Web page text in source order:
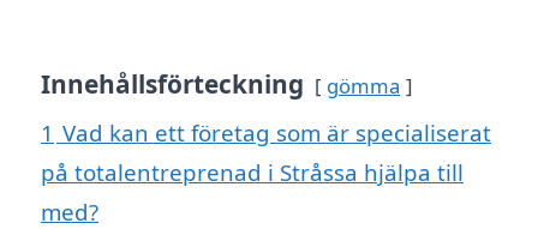
Innehållsförteckning gömma
1 Vad kan ett företag som är specialiserat
på totalentreprenad i Stråssa hjälpa till
med?